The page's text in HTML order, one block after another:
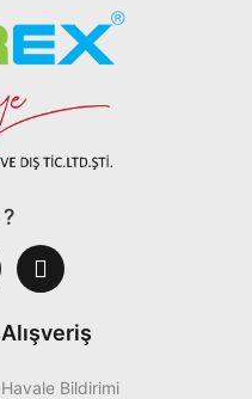
Alışveriş
Havale Bildirimi